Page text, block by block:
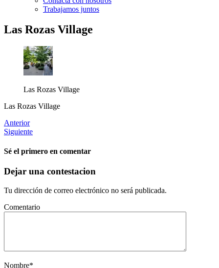
Trabajamos juntos
Las Rozas Village
Las Rozas Village
Las Rozas Village
Anterior
Siguiente
Sé el primero en comentar
Dejar una contestacion
Tu dirección de correo electrónico no será publicada.
Comentario
Nombre*